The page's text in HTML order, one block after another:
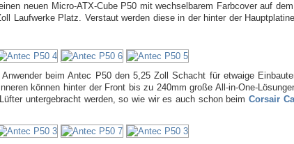
neuen Micro-ATX-Cube P50 mit wechselbarem Farbcover auf
Laufwerke Platz. Verstaut werden diese in der hinter der
beim Antec P50 den 5,25 Zoll Schacht für etwaige
können hinter der Front bis zu 240mm große All-in-One-
untergebracht werden, so wie wir es auch schon beimCorsair